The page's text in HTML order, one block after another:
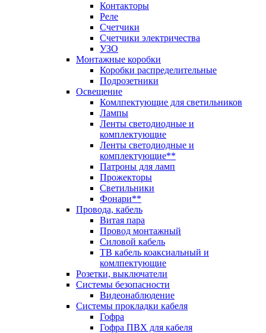
Контакторы
Реле
Счетчики
Счетчики электричества
УЗО
Монтажные коробки
Коробки распределительные
Подрозетники
Освещение
Комлпектующие для светильников
Лампы
Ленты светодиодные и
комплектующие
Ленты светодиодные и
комплектующие**
Патроны для ламп
Прожекторы
Светильники
Фонари**
Провода, кабель
Витая пара
Провод монтажный
Силовой кабель
ТВ кабель коаксиальный и
комлпектующие
Розетки, выключатели
Системы безопасности
Видеонаблюдение
Системы прокладки кабеля
Гофра
Гофра ПВХ для кабеля